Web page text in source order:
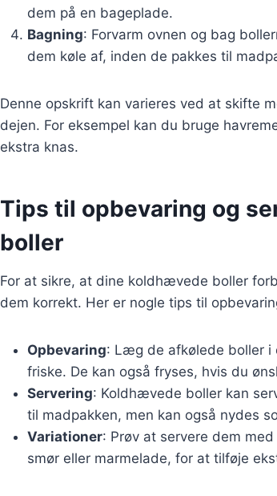
dem på en bageplade.
Bagning: Forvarm ovnen og bag
dem køle af, inden de pakkes til
Denne opskrift kan varieres ved at skifte
dejen. For eksempel kan du bruge
ekstra knas.
Tips til opbevaring og
boller
For at sikre, at dine koldhævede boller
dem korrekt. Her er nogle tips til
Opbevaring: Læg de afkølede boller
friske. De kan også fryses, hvis du
Servering: Koldhævede boller kan
til madpakken, men kan også nydes
Variationer: Prøv at servere dem
smør eller marmelade, for at tilføje